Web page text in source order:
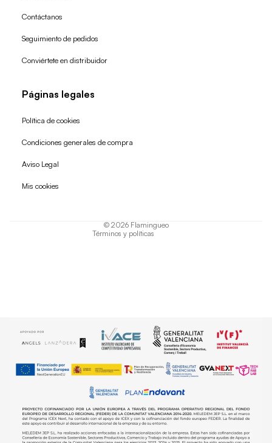
Contáctanos
Seguimiento de pedidos
Conviértete en distribuidor
Páginas legales
Política de cookies
Condiciones generales de compra
Aviso Legal
Mis cookies
© 2026 Flamingueo
Términos y políticas